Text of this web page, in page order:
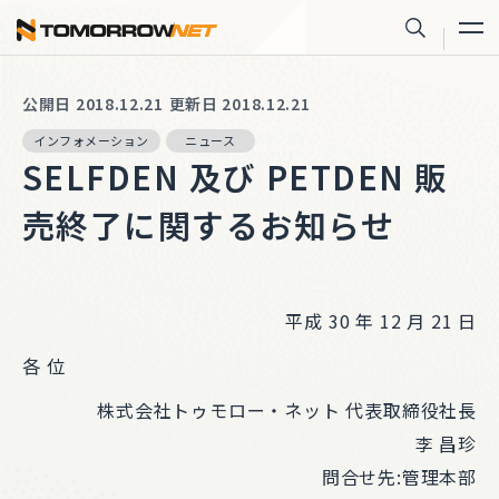
株式会社トゥモロー・ネット
サイト内
公開日 2018.12.21 更新日 2018.12.21
インフォメーション ニュース
SELFDEN 及び PETDEN 販
売終了に関するお知らせ
平成 30 年 12 月 21 日
各 位
株式会社トゥモロー・ネット 代表取締役社長
李 昌珍
問合せ先:管理本部